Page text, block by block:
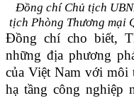
Đồng chí Chủ tịch
tịch Phòng Thương mại
Đồng chí cho biết,
những địa phương
của Việt Nam với môi
hạ tầng công nghiệp